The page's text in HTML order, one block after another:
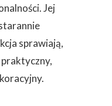
Jej
sprawiają,